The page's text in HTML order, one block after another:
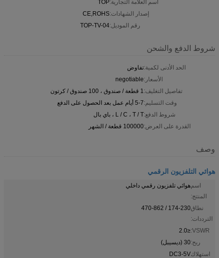
اسم العلامة التجارية:TOP
إصدار الشهادات:CE,ROHS
رقم الموديل:TOP-TV-04
شروط الدفع والشحن
الحد الأدنى لكمية:تفاوض
الأسعار:negotiable
تفاصيل التغليف:1 قطعة / صندوق ، 100 صندوق / كرتون
وقت التسليم:5-7 أيام عمل بعد الحصول على الدفع
شروط الدفع:L / C ، T / T ، باي بال
القدرة على العرض:100000 قطعة / الشهر
وصف
هوائي التلفزيون الرقمي
اسم
المنتج:
هوائي تلفزيون رقمي داخلي
نطاق
الترددات:
174-230 / 470-862
VSWR:
≤2.0
ربح:30 (ديسيبل)
استهلاكDC3-5V